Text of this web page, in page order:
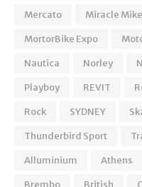
Mercato
Miracle Mike
MortorBike Expo
Nautica
Norley
Playboy
REVIT
Rock
SYDNEY
Thunderbird Sport
Alluminium
Athens
Brembo
British